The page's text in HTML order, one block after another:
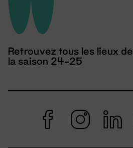
Retrouvez tous les lieux de
la saison 24-25